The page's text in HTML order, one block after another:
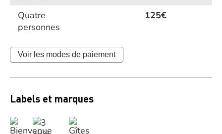
Quatre
personnes
125€
Voir les modes de paiement
Labels et marques